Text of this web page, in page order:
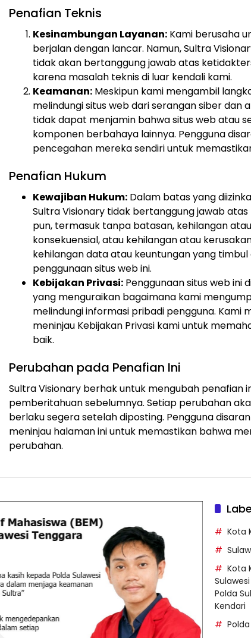
Penafian Teknis
Kesinambungan Layanan: Kami berusaha
berjalan dengan lancar. Namun, Sultra
tidak akan bertanggung jawab atas
karena masalah teknis di luar kendali kami.
Keamanan: Meskipun kami mengambil
melindungi situs web dari serangan siber dan
tidak dapat menjamin bahwa situs web atau
komponen berbahaya lainnya. Pengguna
pencegahan mereka sendiri untuk
Penafian Hukum
Kewajiban Hukum: Dalam batas yang
Sultra Visionary tidak bertanggung jawab
pun, termasuk tanpa batasan, kehilangan
konsekuensial, atau kehilangan atau
kehilangan data atau keuntungan yang
penggunaan situs web ini.
Kebijakan Privasi: Penggunaan situs web ini
yang menguraikan bagaimana kami
melindungi informasi pribadi pengguna. Kami
meninjau Kebijakan Privasi kami untuk
baik.
Perubahan pada Penafian Ini
Sultra Visionary berhak untuk mengubah penafian
pemberitahuan sebelumnya. Setiap perubahan
berlaku segera setelah diposting. Pengguna
meninjau halaman ini untuk memastikan bahwa
perubahan.
Kota
Kota
Polda
Kendari